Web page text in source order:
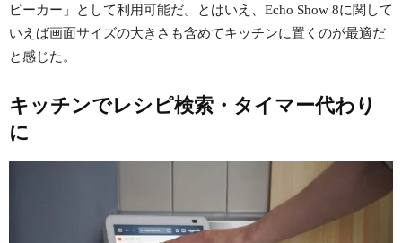
ピーカー」として利用可能だ。とはいえ、Echo Show 8に関して
いえば画面サイズの大きさも含めてキッチンに置くのが最適だ
と感じた。
キッチンでレシピ検索・タイマー代わり
に